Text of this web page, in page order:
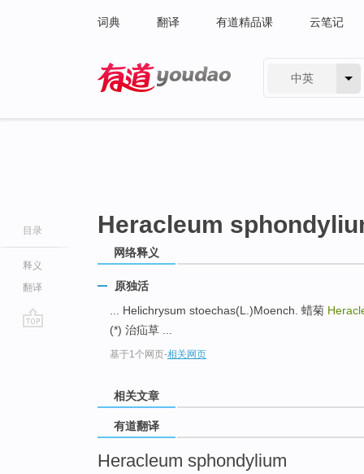
词典 翻译 有道精品课 云笔记
中英
目录
释义
翻译
Heracleum
网络释义
原独活
... Helichrysum stoechas(L.)Moench. 蜡菊
(*) 治疝草 ...
基于1个网页-相关网页
相关文章
有道翻译
Heracleum sphondylium